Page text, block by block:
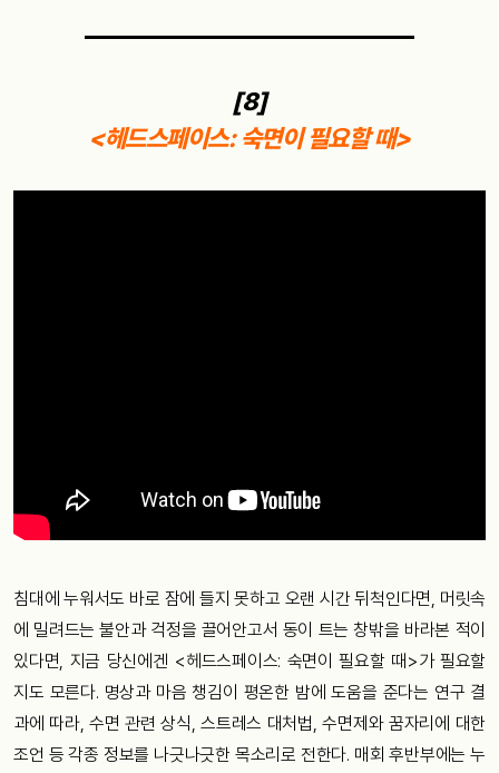
[8]
<헤드스페이스: 숙면이 필요할 때>
침대에 누워서도 바로 잠에 들지 못하고 오랜 시간 뒤척인다면, 머릿속
에 밀려드는 불안과 걱정을 끌어안고서 동이 트는 창밖을 바라본 적이
있다면, 지금 당신에겐 <헤드스페이스: 숙면이 필요할 때>가 필요할
지도 모른다. 명상과 마음 챙김이 평온한 밤에 도움을 준다는 연구 결
과에 따라, 수면 관련 상식, 스트레스 대처법, 수면제와 꿈자리에 대한
조언 등 각종 정보를 나긋나긋한 목소리로 전한다. 매회 후반부에는 누